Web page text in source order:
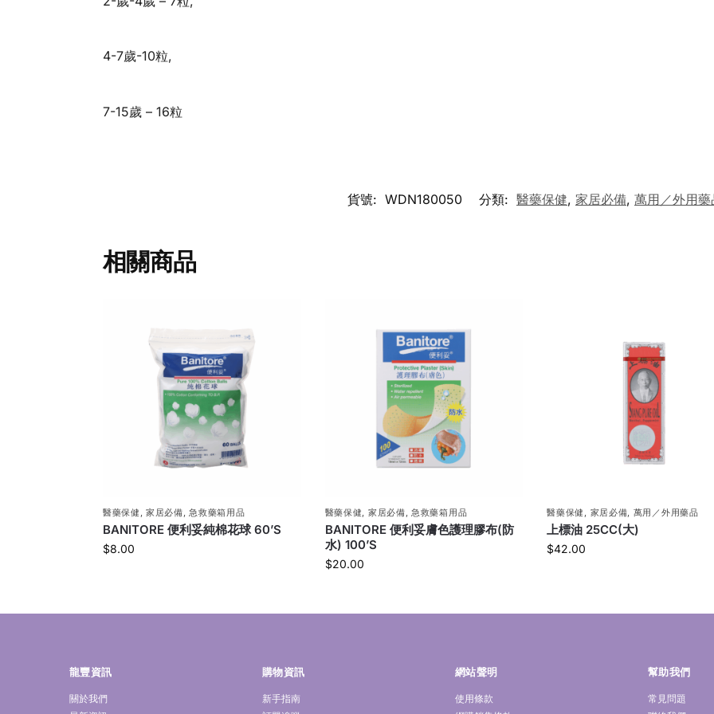
4-7歲-10粒,
7-15歲 – 16粒
貨號: WDN180050 分類: 醫藥保健, 家居必備, 萬用／外用藥
相關商品
醫藥保健 ,家居必備,急救藥箱用品
BANITORE 便利妥純棉花球 60’S
$8.00
醫藥保健, 家居必備,急救藥箱用品
BANITORE 便利妥膚色護理膠布(防
水) 100’S
$20.00
醫藥保健 , 家居必備, 萬用／外用藥品
上標油 25CC(大)
$42.00
龍豐資訊
關於我們
購物資訊
新手指南
網站聲明
使用條款
幫助我們
常見問題